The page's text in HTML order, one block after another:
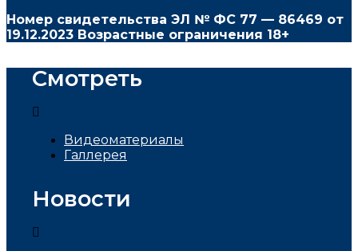
Номер свидетельства ЭЛ № ФС 77 — 86469 от
19.12.2023 Возрастные ограничения 18+
Смотреть
Видеоматериалы
Галлерея
Новости